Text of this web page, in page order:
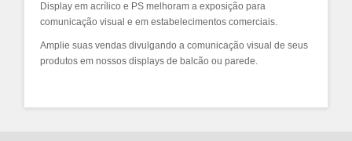
Display em acrílico e PS melhoram a exposição para
comunicação visual e em estabelecimentos comerciais.
Amplie suas vendas divulgando a comunicação visual de seus
produtos em nossos displays de balcão ou parede.